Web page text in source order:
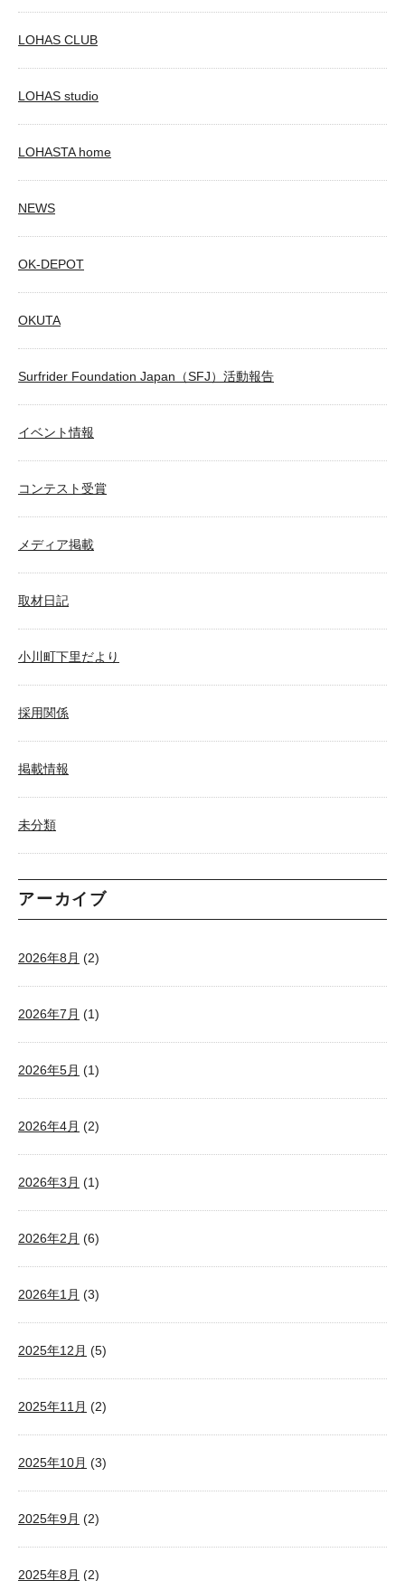
LOHAS CLUB
LOHAS studio
LOHASTA home
NEWS
OK-DEPOT
OKUTA
Surfrider Foundation Japan（SFJ）活動報告
イベント情報
コンテスト受賞
メディア掲載
取材日記
小川町下里だより
採用関係
掲載情報
未分類
アーカイブ
2026年8月 (2)
2026年7月 (1)
2026年5月 (1)
2026年4月 (2)
2026年3月 (1)
2026年2月 (6)
2026年1月 (3)
2025年12月 (5)
2025年11月 (2)
2025年10月 (3)
2025年9月 (2)
2025年8月 (2)